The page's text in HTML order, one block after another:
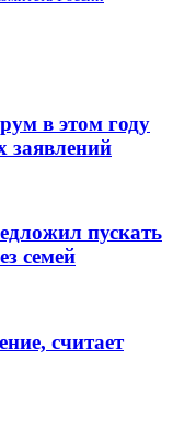
в этом году
заявлений
пускать
семей
считает